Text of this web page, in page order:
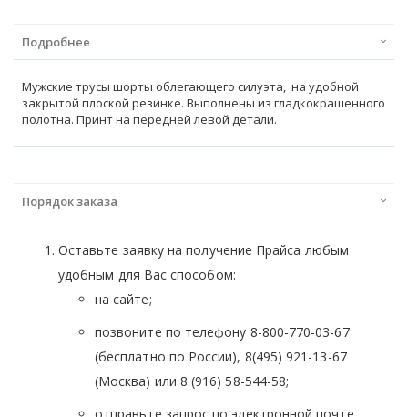
Подробнее
Мужские трусы шорты облегающего силуэта, на удобной
закрытой плоской резинке. Выполнены из гладкокрашенного
полотна. Принт на передней левой детали.
Порядок заказа
Оставьте заявку на получение Прайса любым
удобным для Вас способом:
на сайте;
позвоните по телефону 8-800-770-03-67
(бесплатно по России), 8(495) 921-13-67
(Москва) или 8 (916) 58-544-58;